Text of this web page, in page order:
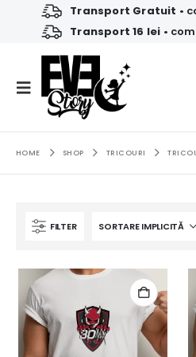
Transport Gratuit •
Transport 16 lei •
HOME SHOP TRICOURI
FILTER